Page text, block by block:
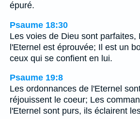
épuré.
Psaume 18:30
Les voies de Dieu sont parfaites,
l'Eternel est éprouvée; Il est un
ceux qui se confient en lui.
Psaume 19:8
Les ordonnances de l'Eternel
réjouissent le coeur; Les
l'Eternel sont purs, ils éclairent